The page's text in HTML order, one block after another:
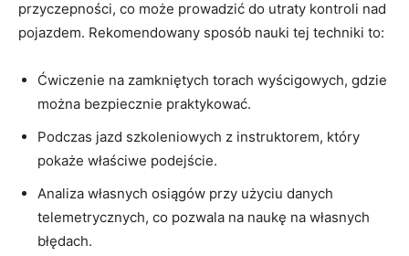
przyczepności, co może prowadzić do utraty kontroli nad
pojazdem. Rekomendowany sposób nauki tej techniki to:
Ćwiczenie na zamkniętych torach wyścigowych, gdzie
można bezpiecznie praktykować.
Podczas jazd szkoleniowych z instruktorem, który
pokaże właściwe podejście.
Analiza własnych osiągów przy użyciu danych
telemetrycznych, co pozwala na naukę na własnych
błędach.